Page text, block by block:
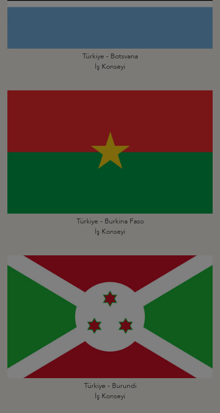
Türkiye - Botsvana
İş Konseyi
Türkiye - Burkina Faso
İş Konseyi
Türkiye - Burundi
İş Konseyi